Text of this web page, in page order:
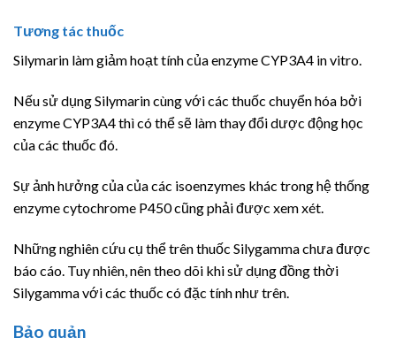
Tương tác thuốc
Silymarin làm giảm hoạt tính của enzyme CYP3A4 in vitro.
Nếu sử dụng Silymarin cùng với các thuốc chuyển hóa bởi
enzyme CYP3A4 thì có thể sẽ làm thay đổi dược động học
của các thuốc đó.
Sự ảnh hưởng của của các isoenzymes khác trong hệ thống
enzyme cytochrome P450 cũng phải được xem xét.
Những nghiên cứu cụ thể trên thuốc Silygamma chưa được
báo cáo. Tuy nhiên, nên theo dõi khi sử dụng đồng thời
Silygamma với các thuốc có đặc tính như trên.
Bảo quản